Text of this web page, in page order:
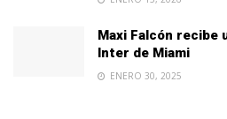
Maxi Falcón recibe
Inter de Miami
ENERO 30, 2025